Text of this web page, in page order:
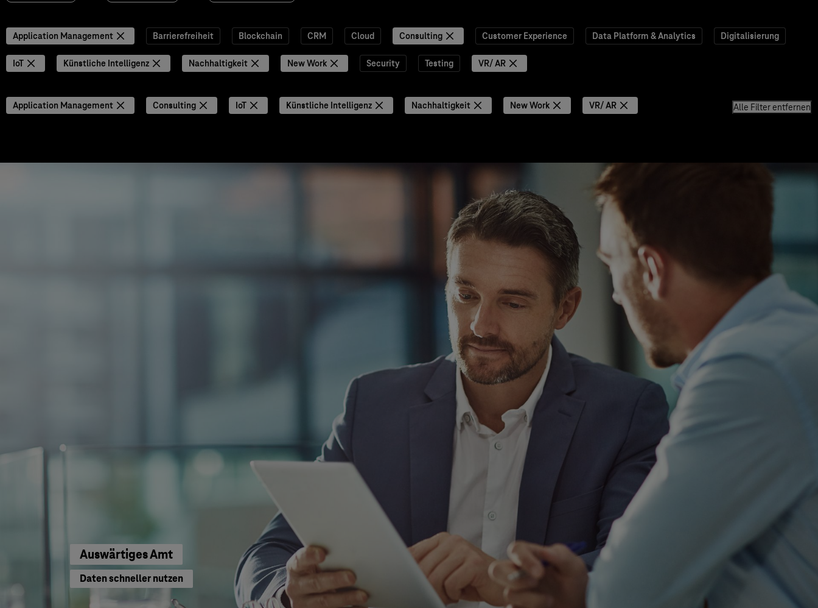
Application Management Barrierefreiheit Blockchain CRM Cloud Consulting Customer Experience Data Platform & Analytics Digitalisierung
IoT Künstliche Intelligenz Nachhaltigkeit New Work Security Testing VR/ AR
Application Management Consulting IoT Künstliche Intelligenz Nachhaltigkeit New Work VR/ AR Alle Filter entfernen
Auswärtiges Amt
Daten schneller nutzen